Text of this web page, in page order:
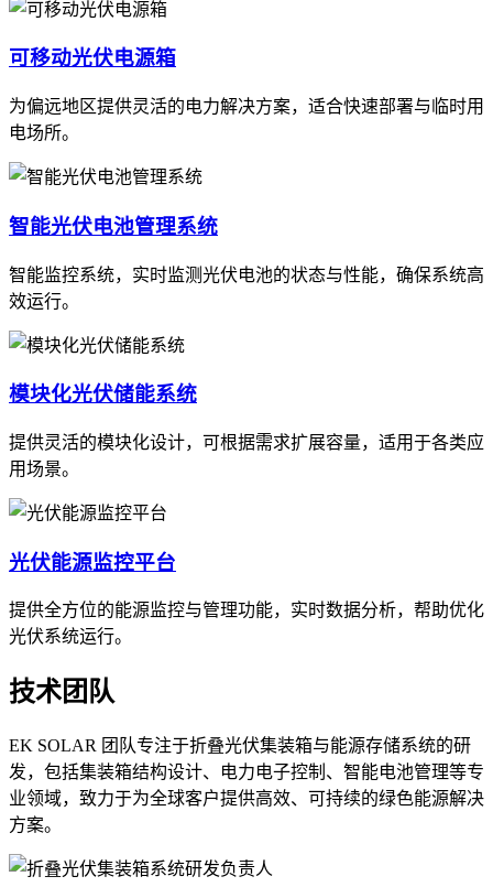
可移动光伏电源箱
为偏远地区提供灵活的电力解决方案，适合快速部署与临时用
电场所。
智能光伏电池管理系统
智能监控系统，实时监测光伏电池的状态与性能，确保系统高
效运行。
模块化光伏储能系统
提供灵活的模块化设计，可根据需求扩展容量，适用于各类应
用场景。
光伏能源监控平台
提供全方位的能源监控与管理功能，实时数据分析，帮助优化
光伏系统运行。
技术团队
EK SOLAR 团队专注于折叠光伏集装箱与能源存储系统的研
发，包括集装箱结构设计、电力电子控制、智能电池管理等专
业领域，致力于为全球客户提供高效、可持续的绿色能源解决
方案。